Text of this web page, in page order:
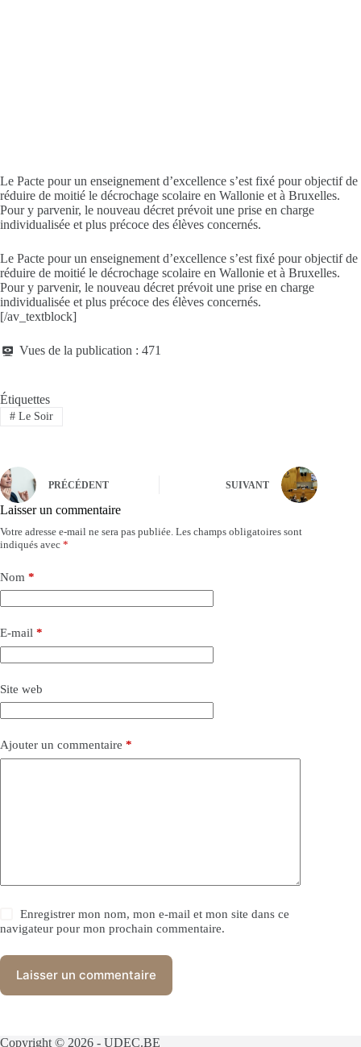
Le Pacte pour un enseignement d’excellence s’est fixé pour objectif de
réduire de moitié le décrochage scolaire en Wallonie et à Bruxelles.
Pour y parvenir, le nouveau décret prévoit une prise en charge
individualisée et plus précoce des élèves concernés.
Le Pacte pour un enseignement d’excellence s’est fixé pour objectif de
réduire de moitié le décrochage scolaire en Wallonie et à Bruxelles.
Pour y parvenir, le nouveau décret prévoit une prise en charge
individualisée et plus précoce des élèves concernés.
[/av_textblock]
Vues de la publication : 471
Étiquettes
#Le Soir
PRÉCÉDENT SUIVANT
Laisser un commentaire
Votre adresse e-mail ne sera pas publiée. Les champs obligatoires sont
indiqués avec *
Nom *
E-mail *
Site web
Ajouter un commentaire *
Enregistrer mon nom, mon e-mail et mon site dans ce
navigateur pour mon prochain commentaire.
Laisser un commentaire
Copyright © 2026 - UDEC.BE